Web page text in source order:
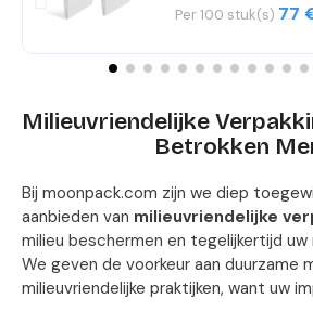
Per 100 stuk(s) 77
Milieuvriendelijke
Betrokken
Bij moonpack.com zijn we diep
aanbieden van milieuvriendelijke
milieu beschermen en tegelijkertijd uw
We geven de voorkeur aan duurzame
milieuvriendelijke praktijken, want uw